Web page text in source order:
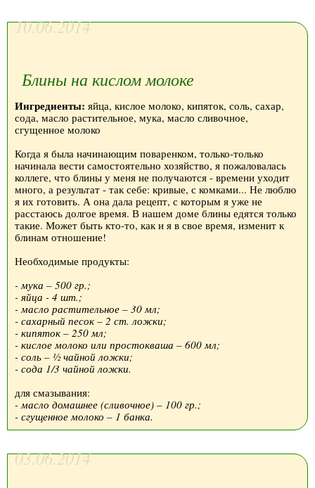
10.06.2014
Блины на кислом молоке
Ингредиенты: яйца, кислое молоко, кипяток, соль, сахар,
сода, масло растительное, мука, масло сливочное,
сгущенное молоко
Когда я была начинающим поваренком, только-только
начинала вести самостоятельно хозяйство, я пожаловалась
коллеге, что блины у меня не получаются - времени уходит
много, а результат - так себе: кривые, с комками... Не люблю
я их готовить. А она дала рецепт, с которым я уже не
расстаюсь долгое время. В нашем доме блины едятся только
такие. Может быть кто-то, как и я в свое время, изменит к
блинам отношение!
Необходимые продукты:
- мука – 500 гр.;
- яйца - 4 шт.;
- масло растительное – 30 мл;
- сахарный песок – 2 ст. ложки;
- кипяток – 250 мл;
- кислое молоко или простокваша – 600 мл;
- соль – ½ чайной ложки;
- сода 1/3 чайной ложки.
для смазывания:
- масло домашнее (сливочное) – 100 гр.;
- сгущенное молоко – 1 банка.
03.06.2014